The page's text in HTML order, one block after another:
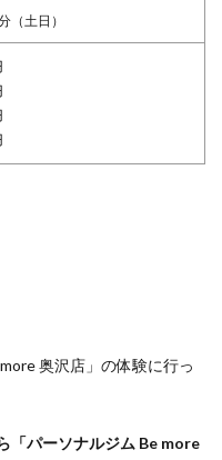
（土日）
奥沢店」の体験に行っ
「パーソナルジム Be more